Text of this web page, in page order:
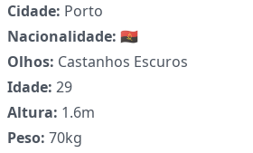
Cidade: Porto
Nacionalidade: 🇦🇴
Olhos: Castanhos Escuros
Idade: 29
Altura: 1.6m
Peso: 70kg